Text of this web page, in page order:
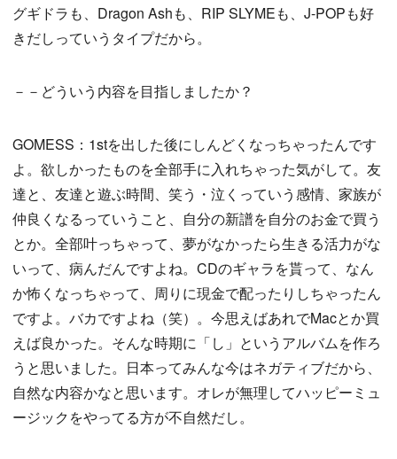
グギドラも、Dragon Ashも、RIP SLYMEも、J-POPも好
きだしっていうタイプだから。
－－どういう内容を目指しましたか？
GOMESS：1stを出した後にしんどくなっちゃったんです
よ。欲しかったものを全部手に入れちゃった気がして。友
達と、友達と遊ぶ時間、笑う・泣くっていう感情、家族が
仲良くなるっていうこと、自分の新譜を自分のお金で買う
とか。全部叶っちゃって、夢がなかったら生きる活力がな
いって、病んだんですよね。CDのギャラを貰って、なん
か怖くなっちゃって、周りに現金で配ったりしちゃったん
ですよ。バカですよね（笑）。今思えばあれでMacとか買
えば良かった。そんな時期に「し」というアルバムを作ろ
うと思いました。日本ってみんな今はネガティブだから、
自然な内容かなと思います。オレが無理してハッピーミュ
ージックをやってる方が不自然だし。